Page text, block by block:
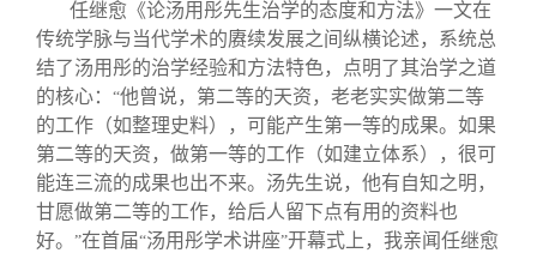
任继愈《论汤用彤先生治学的态度和方法》一文在
传统学脉与当代学术的赓续发展之间纵横论述，系统总
结了汤用彤的治学经验和方法特色，点明了其治学之道
的核心： “他曾说，第二等的天资，老老实实做第二等
的工作（如整理史料），可能产生第一等的成果。如果
第二等的天资，做第一等的工作（如建立体系），很可
能连三流的成果也出不来。汤先生说，他有自知之明，
甘愿做第二等的工作，给后人留下点有用的资料也
好。 ”在首届“汤用彤学术讲座”开幕式上，我亲闻任继愈